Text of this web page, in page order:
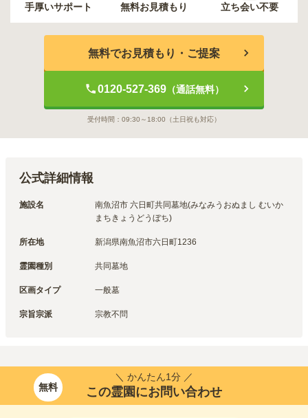
手厚いサポート 無料お見積もり 立ち会い不要
無料でお見積もり・ご提案
0120-527-369（通話無料）
受付時間： 09:30～18:00 （土日祝も対応）
公式詳細情報
施設名
南魚沼市 六日町共同墓地(みなみうおぬまし むいか
まちきょうどうぼち)
所在地 新潟県南魚沼市六日町1236
霊園種別 共同墓地
区画タイプ 一般墓
宗旨宗派 宗教不問
無料
＼ かんたん1分 ／
この霊園にお問い合わせ